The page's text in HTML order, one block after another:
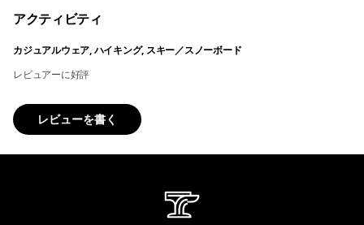
アクティビティ
カジュアルウェア, ハイキング, スキー／スノーボード
レビュアーに好評
レビューを書く